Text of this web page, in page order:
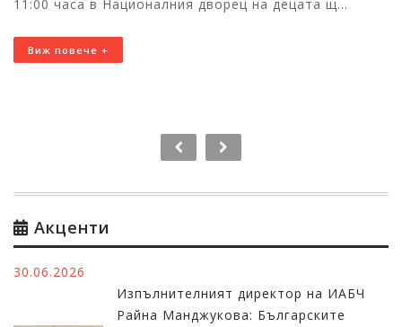
11:00 часа в Националния дворец на децата щ...
Виж повече +
Акценти
30.06.2026
Изпълнителният директор на ИАБЧ
Райна Манджукова: Българските